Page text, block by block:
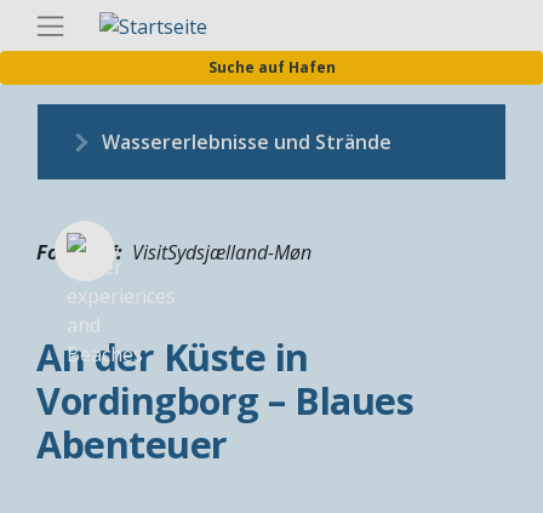
Direkt
zum
Suche auf Hafen
Wassererlebnisse und Strände
Fotograf VisitSydsjælland-Møn
An der Küste in
Vordingborg – Blaues
Abenteuer